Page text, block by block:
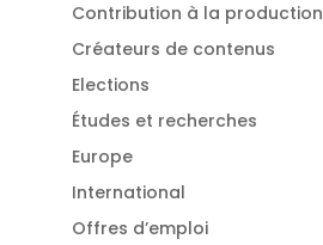
Contribution à la production
Créateurs de contenus
Elections
Études et recherches
Europe
International
Offres d’emploi